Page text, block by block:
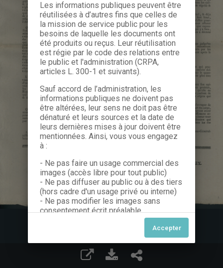
Les informations publiques peuvent être
réutilisées à d’autres fins que celles de
la mission de service public pour les
besoins de laquelle les documents ont
été produits ou reçus. Leur réutilisation
est régie par le code des relations entre
le public et l'administration (CRPA,
articles L. 300-1 et suivants).
Sauf accord de l’administration, les
informations publiques ne doivent pas
être altérées, leur sens ne doit pas être
dénaturé et leurs sources et la date de
leurs dernières mises à jour doivent être
mentionnées. Ainsi, vous vous engagez
à :
- Ne pas faire un usage commercial des
images (accès libre pour tout public)
- Ne pas diffuser au public ou à des tiers
(hors cadre d'un usage privé ou interne)
- Ne pas modifier les images sans
consentement écrit préalable
Dans le cas contraire, nous vous invitons
à nous contacter afin de solliciter le type
de Licence souhaitée parmi celles
proposées et le cas échéant, acquitter